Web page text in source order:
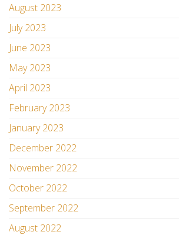
August 2023
July 2023
June 2023
May 2023
April 2023
February 2023
January 2023
December 2022
November 2022
October 2022
September 2022
August 2022